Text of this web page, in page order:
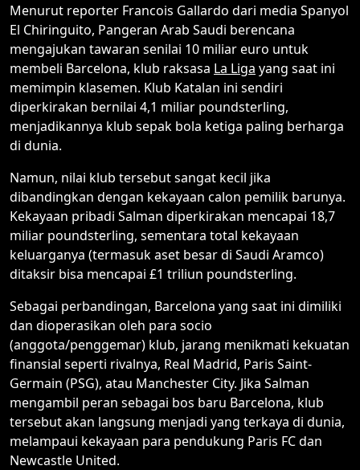
Menurut reporter Francois Gallardo dari media Spanyol
El Chiringuito, Pangeran Arab Saudi berencana
mengajukan tawaran senilai 10 miliar euro untuk
membeli Barcelona, klub raksasa La Liga yang saat ini
memimpin klasemen. Klub Katalan ini sendiri
diperkirakan bernilai 4,1 miliar poundsterling,
menjadikannya klub sepak bola ketiga paling berharga
di dunia.
Namun, nilai klub tersebut sangat kecil jika
dibandingkan dengan kekayaan calon pemilik barunya.
Kekayaan pribadi Salman diperkirakan mencapai 18,7
miliar poundsterling, sementara total kekayaan
keluarganya (termasuk aset besar di Saudi Aramco)
ditaksir bisa mencapai £1 triliun poundsterling.
Sebagai perbandingan, Barcelona yang saat ini dimiliki
dan dioperasikan oleh para socio
(anggota/penggemar) klub, jarang menikmati kekuatan
finansial seperti rivalnya, Real Madrid, Paris Saint-
Germain (PSG), atau Manchester City. Jika Salman
mengambil peran sebagai bos baru Barcelona, klub
tersebut akan langsung menjadi yang terkaya di dunia,
melampaui kekayaan para pendukung Paris FC dan
Newcastle United.